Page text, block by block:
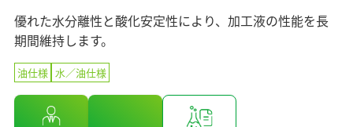
イベント情報
採用情報
Global
環境への取り組み
社会への取り組み
ガバナンス
よくあるご質問
IRカレンダー
IRニュース
基本理念
ソディックの創造力
会社概要・地図
組織図
営業・サービス拠点
優れた水分離性と酸化安定性により、加工液の性能を長
期間維持します。
油仕様 ⽔／油仕様